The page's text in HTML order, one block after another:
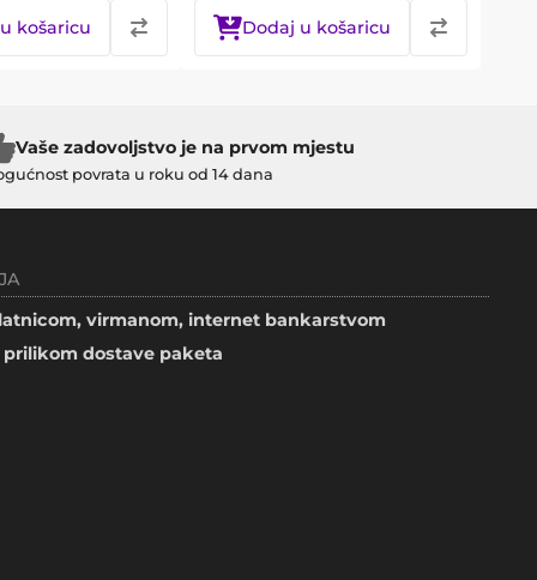
košaricu Dodaj u košaricu
Vaše zadovoljstvo je na prvom mjestu
povrata u roku od 14 dana
virmanom, internet bankarstvom
prilikom dostave paketa